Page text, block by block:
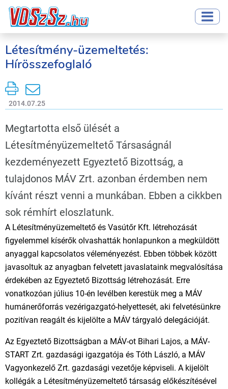
Létesítmény-üzemeltetés:
Hírösszefoglaló
2014.07.25
Megtartotta első ülését a
Létesítményüzemeltető Társaságnál
kezdeményezett Egyeztető Bizottság, a
tulajdonos MÁV Zrt. azonban érdemben nem
kívánt részt venni a munkában. Ebben a cikkben
sok rémhírt eloszlatunk.
A Létesítményüzemeltető és Vasútőr Kft. létrehozását
figyelemmel kísérők olvashatták honlapunkon a megküldött
anyaggal kapcsolatos véleményezést. Ebben többek között
javasoltuk az anyagban felvetett javaslataink megvalósítása
érdekében az Egyeztető Bizottság létrehozását. Erre
vonatkozóan július 10-én levélben kerestük meg a MÁV
humánerőforrás vezérigazgató-helyettesét, aki felvetésünkre
pozitívan reagált és kijelölte a MÁV tárgyaló delegációját.
Az Egyeztető Bizottságban a MÁV-ot Bihari Lajos, a MÁV-
START Zrt. gazdasági igazgatója és Tóth László, a MÁV
Vagyonkezelő Zrt. gazdasági vezetője képviseli. A kijelölt
kollégák a Létesítményüzemeltető társaság előkészítésével